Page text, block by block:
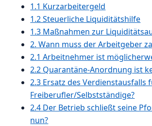
1.1 Kurzarbeitergeld
1.2 Steuerliche Liquiditätshilfe
1.3 Maßnahmen zur
2. Wann muss der Arbeitgeber
2.1 Arbeitnehmer ist
2.2 Quarantäne-Anordnung ist
2.3 Ersatz des Verdienstausfalls
Freiberufler/Selbstständige?
2.4 Der Betrieb schließt seine
nun?